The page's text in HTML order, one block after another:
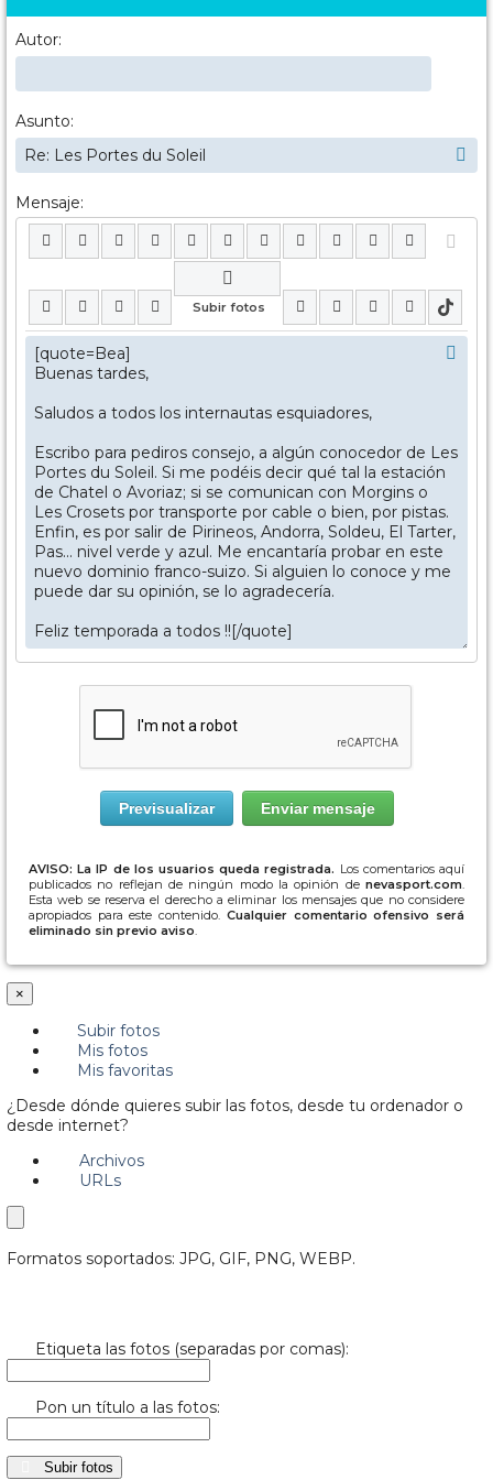
Autor:
Asunto:
Mensaje:
AVISO: La IP de los usuarios queda registrada. Los comentarios aquí
publicados no reflejan de ningún modo la opinión de nevasport.com.
Esta web se reserva el derecho a eliminar los mensajes que no considere
apropiados para este contenido. Cualquier comentario ofensivo será
eliminado sin previo aviso.
×
Subir fotos
Mis fotos
Mis favoritas
¿Desde dónde quieres subir las fotos, desde tu ordenador o
desde internet?
Archivos
URLs
Formatos soportados: JPG, GIF, PNG, WEBP.
Etiqueta las fotos (separadas por comas):
Pon un título a las fotos:
Subir fotos